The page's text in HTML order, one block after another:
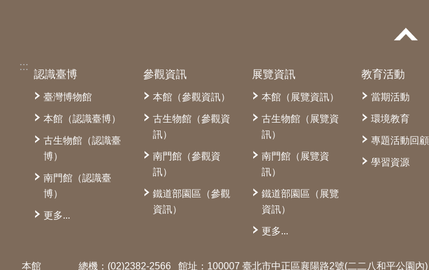
:::
認識臺博
臺灣博物館
本館（認識臺博）
古生物館（認識臺
博）
南門館（認識臺
博）
更多...
參觀資訊
本館（參觀資訊）
古生物館（參觀資
訊）
南門館（參觀資
訊）
鐵道部園區（參觀
資訊）
展覽資訊
本館（展覽資訊）
古生物館（展覽資
訊）
南門館（展覽資
訊）
鐵道部園區（展覽
資訊）
更多...
教育活動
當期活動
環境教育
專題活動回顧
學習資源
本館 總機：(02)2382-2566 館址：100007 臺北市中正區襄陽路2號(二二八和平公園內)